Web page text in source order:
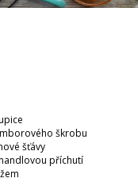
škrobu
šťávy
příchutí